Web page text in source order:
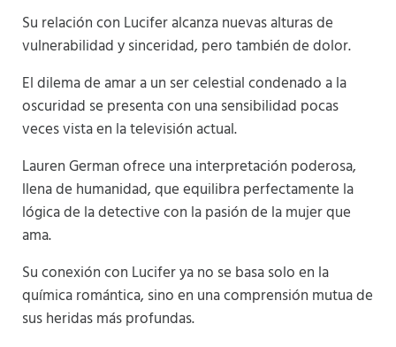
Su relación con Lucifer alcanza nuevas alturas de
vulnerabilidad y sinceridad, pero también de dolor.
El dilema de amar a un ser celestial condenado a la
oscuridad se presenta con una sensibilidad pocas
veces vista en la televisión actual.
Lauren German ofrece una interpretación poderosa,
llena de humanidad, que equilibra perfectamente la
lógica de la detective con la pasión de la mujer que
ama.
Su conexión con Lucifer ya no se basa solo en la
química romántica, sino en una comprensión mutua de
sus heridas más profundas.